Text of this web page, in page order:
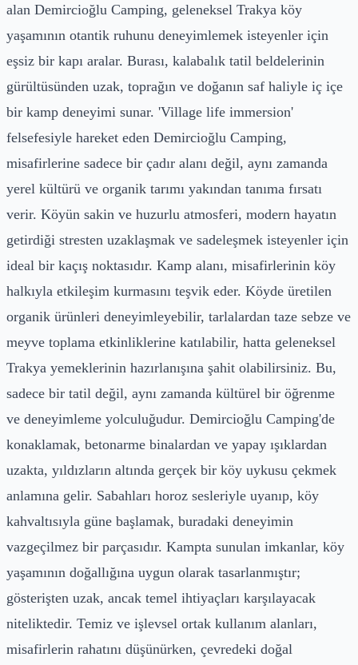
alan Demircioğlu Camping, geleneksel Trakya köy
yaşamının otantik ruhunu deneyimlemek isteyenler için
eşsiz bir kapı aralar. Burası, kalabalık tatil beldelerinin
gürültüsünden uzak, toprağın ve doğanın saf haliyle iç içe
bir kamp deneyimi sunar. 'Village life immersion'
felsefesiyle hareket eden Demircioğlu Camping,
misafirlerine sadece bir çadır alanı değil, aynı zamanda
yerel kültürü ve organik tarımı yakından tanıma fırsatı
verir. Köyün sakin ve huzurlu atmosferi, modern hayatın
getirdiği stresten uzaklaşmak ve sadeleşmek isteyenler için
ideal bir kaçış noktasıdır. Kamp alanı, misafirlerinin köy
halkıyla etkileşim kurmasını teşvik eder. Köyde üretilen
organik ürünleri deneyimleyebilir, tarlalardan taze sebze ve
meyve toplama etkinliklerine katılabilir, hatta geleneksel
Trakya yemeklerinin hazırlanışına şahit olabilirsiniz. Bu,
sadece bir tatil değil, aynı zamanda kültürel bir öğrenme
ve deneyimleme yolculuğudur. Demircioğlu Camping'de
konaklamak, betonarme binalardan ve yapay ışıklardan
uzakta, yıldızların altında gerçek bir köy uykusu çekmek
anlamına gelir. Sabahları horoz sesleriyle uyanıp, köy
kahvaltısıyla güne başlamak, buradaki deneyimin
vazgeçilmez bir parçasıdır. Kampta sunulan imkanlar, köy
yaşamının doğallığına uygun olarak tasarlanmıştır;
gösterişten uzak, ancak temel ihtiyaçları karşılayacak
niteliktedir. Temiz ve işlevsel ortak kullanım alanları,
misafirlerin rahatını düşünürken, çevredeki doğal